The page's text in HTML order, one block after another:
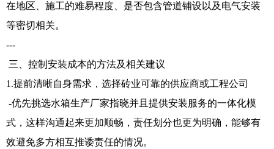
在地区、施工的难易程度、是否包含管道铺设以及电气安装
等密切相关。
---
三、控制安装成本的方法及相关建议
1.提前清晰自身需求，选择砖业可靠的供应商或工程公司
-优先挑选水箱生产厂家指晓并且提供安装服务的一体化模
式，这样沟通起来更加顺畅，责任划分也更为明确，能够有
效避免多方相互推诿责任的情况。